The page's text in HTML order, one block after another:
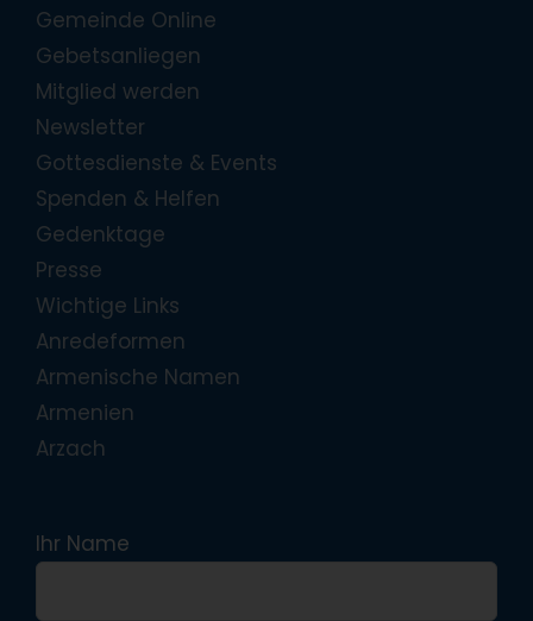
Gemeinde Online
Gebetsanliegen
Mitglied werden
Newsletter
Gottesdienste & Events
Spenden & Helfen
Gedenktage
Presse
Wichtige Links
Anredeformen
Armenische Namen
Armenien
Arzach
Ihr Name